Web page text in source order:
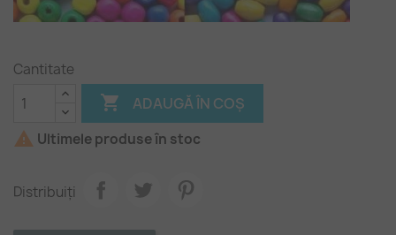
Cantitate
 ADAUGĂ ÎN COȘ
 Ultimele produse în stoc
Distribuiți